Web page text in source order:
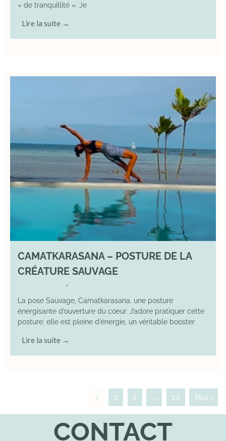
« de tranquillité ». Je
Lire la suite →
CAMATKARASANA – POSTURE DE LA
CRÉATURE SAUVAGE
•
La pose Sauvage, Camatkarasana. une posture
énergisante d’ouverture du coeur. J’adore pratiquer cette
posture: elle est pleine d’énergie, un véritable booster
Lire la suite →
1 2 3 … 13 Plus »
CONTACT